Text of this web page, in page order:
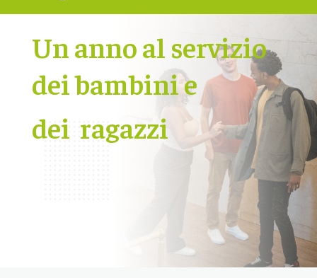
Un anno al servizio
dei bambini e
dei ragazzi